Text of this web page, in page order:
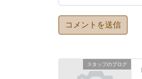
スタッフのブログ